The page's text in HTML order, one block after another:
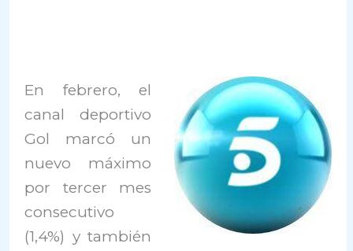
En febrero, el
canal deportivo
Gol marcó un
nuevo máximo
por tercer mes
consecutivo
(1,4%) y también